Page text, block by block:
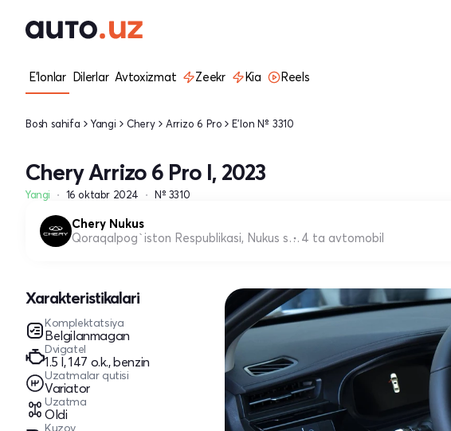
E'lonlar Dilerlar Avtoxizmat Zeekr Kia Reels
Bosh sahifa Yangi Chery Arrizo 6 Pro E'lon № 3310
Chery Arrizo 6 Pro I, 2023
Yangi 16 oktabr 2024 № 3310
Chery Nukus
Qoraqalpog`iston Respublikasi, Nukus shahri 4 ta avtomobil
Xarakteristikalari
Komplektatsiya
Belgilanmagan
Dvigatel
1.5 l, 147 o.k., benzin
Uzatmalar qutisi
Variator
Uzatma
Oldi
Kuzov